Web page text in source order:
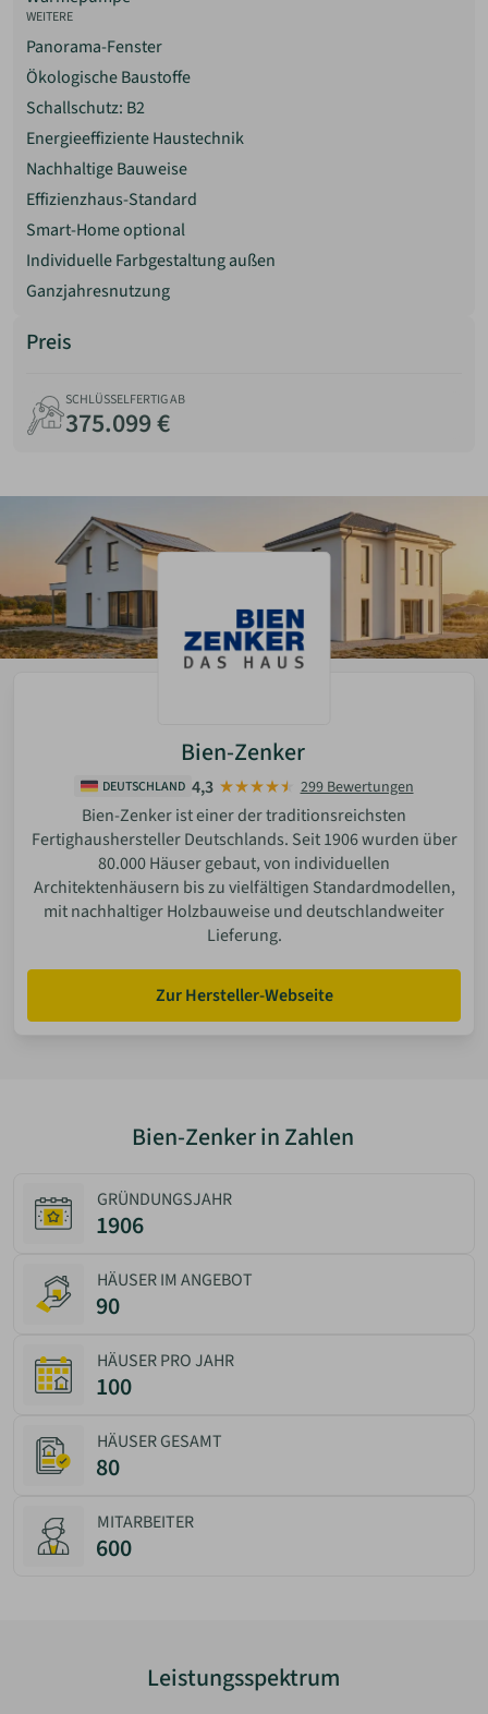
WEITERE
Panorama-Fenster
Ökologische Baustoffe
Schallschutz: B2
Energieeffiziente Haustechnik
Nachhaltige Bauweise
Effizienzhaus-Standard
Smart-Home optional
Individuelle Farbgestaltung außen
Ganzjahresnutzung
Preis
SCHLÜSSELFERTIG AB
375.099 €
Bien-Zenker
DEUTSCHLAND 4,3 299 Bewertungen
Bien-Zenker ist einer der traditionsreichsten
Fertighaushersteller Deutschlands. Seit 1906 wurden über
80.000 Häuser gebaut, von individuellen
Architektenhäusern bis zu vielfältigen Standardmodellen,
mit nachhaltiger Holzbauweise und deutschlandweiter
Lieferung.
Zur Hersteller-Webseite
Bien-Zenker in Zahlen
GRÜNDUNGSJAHR
1906
HÄUSER IM ANGEBOT
90
HÄUSER PRO JAHR
100
HÄUSER GESAMT
80
MITARBEITER
600
Leistungsspektrum